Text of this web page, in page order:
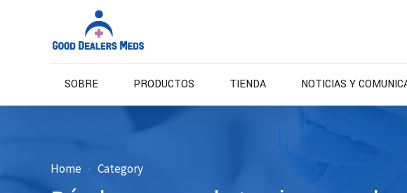
SOBRE PRODUCTOS TIENDA NOTICIAS Y
Home Category